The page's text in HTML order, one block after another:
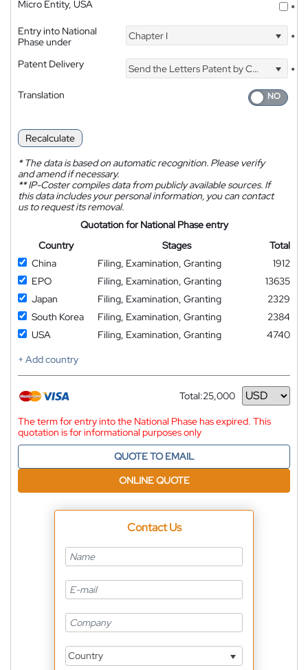
Micro Entity, USA
*
Entry into National
Phase under
Chapter I *
Patent Delivery Send the Letters Patent by Courier
*
Translation
Recalculate
*The data is based on automatic recognition. Please verify
and amend if necessary.
**IP-Coster compiles data from publicly available sources. If
this data includes your personal information, you can contact
us to request its removal.
Quotation for National Phase entry
Country
Stages
Total
China
Filing, Examination, Granting
1912
EPO
Filing, Examination, Granting
13635
Japan
Filing, Examination, Granting
2329
South Korea
Filing, Examination, Granting
2384
USA
Filing, Examination, Granting
4740
+ Add country
Total:25,000
Currency
The term for entry into the National Phase has expired. This
quotation is for informational purposes only
QUOTE TO EMAIL
ONLINE QUOTE
Contact Us
Country